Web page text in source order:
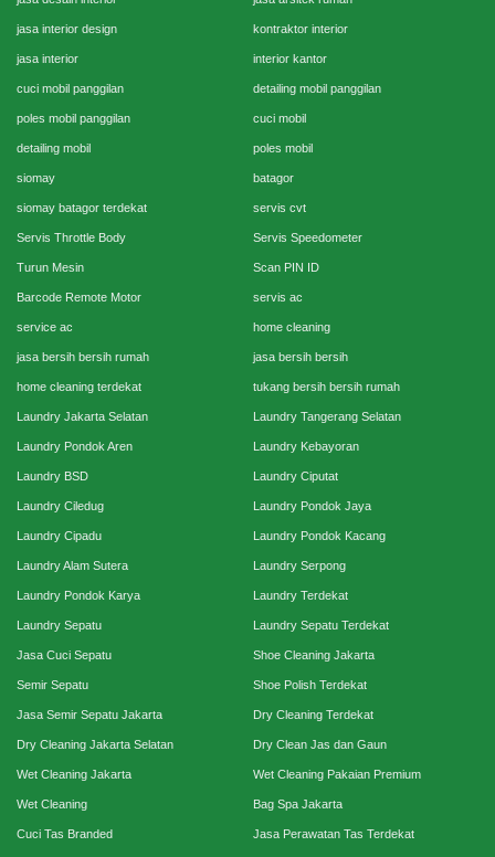
jasa interior design kontraktor interior
jasa interior interior kantor
cuci mobil panggilan detailing mobil panggilan
poles mobil panggilan cuci mobil
detailing mobil poles mobil
siomay batagor
siomay batagor terdekat servis cvt
Servis Throttle Body Servis Speedometer
Turun Mesin Scan PIN ID
Barcode Remote Motor servis ac
service ac home cleaning
jasa bersih bersih rumah jasa bersih bersih
home cleaning terdekat tukang bersih bersih rumah
Laundry Jakarta Selatan Laundry Tangerang Selatan
Laundry Pondok Aren Laundry Kebayoran
Laundry BSD Laundry Ciputat
Laundry Ciledug Laundry Pondok Jaya
Laundry Cipadu Laundry Pondok Kacang
Laundry Alam Sutera Laundry Serpong
Laundry Pondok Karya Laundry Terdekat
Laundry Sepatu Laundry Sepatu Terdekat
Jasa Cuci Sepatu Shoe Cleaning Jakarta
Semir Sepatu Shoe Polish Terdekat
Jasa Semir Sepatu Jakarta Dry Cleaning Terdekat
Dry Cleaning Jakarta Selatan Dry Clean Jas dan Gaun
Wet Cleaning Jakarta Wet Cleaning Pakaian Premium
Wet Cleaning Bag Spa Jakarta
Cuci Tas Branded Jasa Perawatan Tas Terdekat